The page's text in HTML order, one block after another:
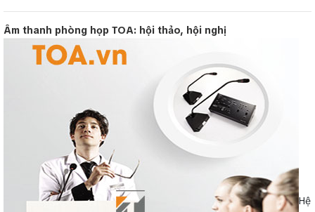
Âm thanh phòng họp TOA: hội thảo, hội nghị
Hệ